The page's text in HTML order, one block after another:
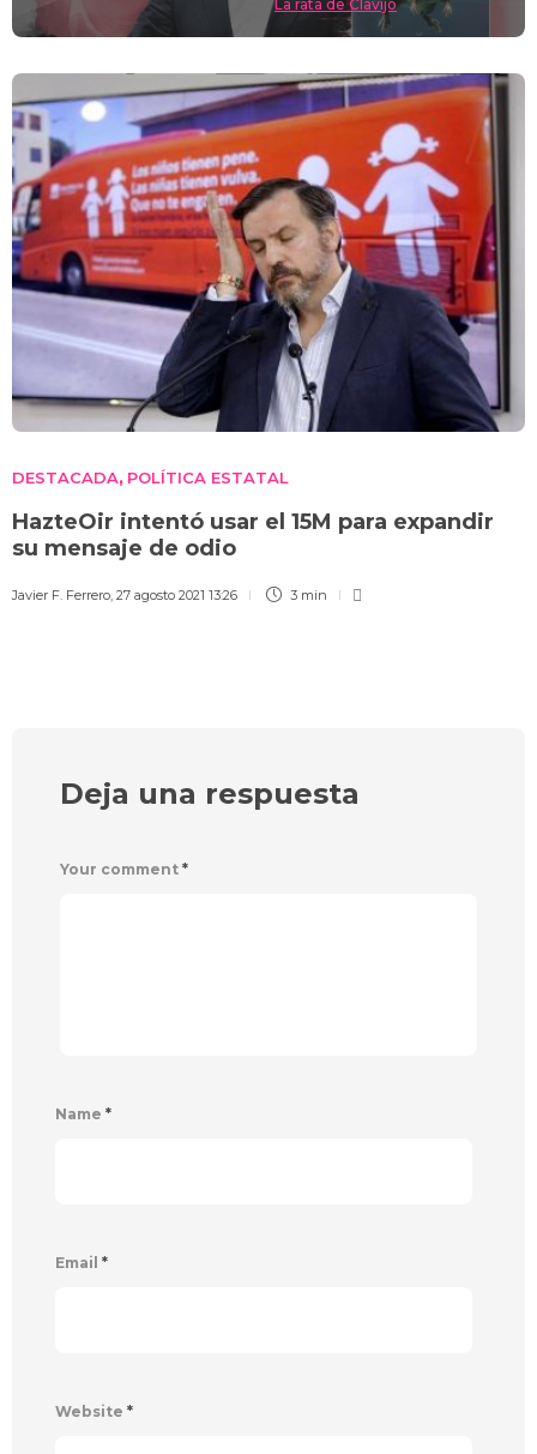
La rata de Clavijo
DESTACADA, POLÍTICA ESTATAL
HazteOir intentó usar el 15M para expandir
su mensaje de odio
Javier F. Ferrero, 27 agosto 2021 13:26 3 min
Deja una respuesta
Your comment *
Name *
Email *
Website *